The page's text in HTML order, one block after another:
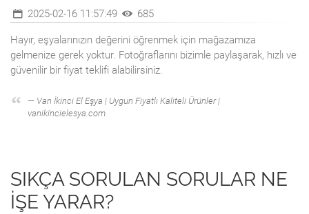
2025-02-16 11:57:49 685
Hayır, eşyalarınızın değerini öğrenmek için mağazamıza
gelmenize gerek yoktur. Fotoğraflarını bizimle paylaşarak, hızlı ve
güvenilir bir fiyat teklifi alabilirsiniz.
Van İkinci El Eşya | Uygun Fiyatlı Kaliteli Ürünler |
vanikincielesya.com
SIKÇA SORULAN SORULAR NE
İŞE YARAR?